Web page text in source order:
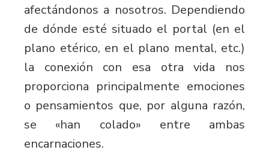
afectándonos a nosotros. Dependiendo
de dónde esté situado el portal (en el
plano etérico, en el plano mental, etc.)
la conexión con esa otra vida nos
proporciona principalmente emociones
o pensamientos que, por alguna razón,
se «han colado» entre ambas
encarnaciones.